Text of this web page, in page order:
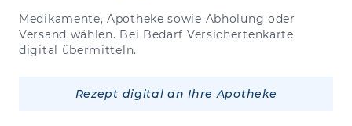
Medikamente, Apotheke sowie Abholung oder
Versand wählen. Bei Bedarf Versichertenkarte
digital übermitteln.
Rezept digital an Ihre Apotheke